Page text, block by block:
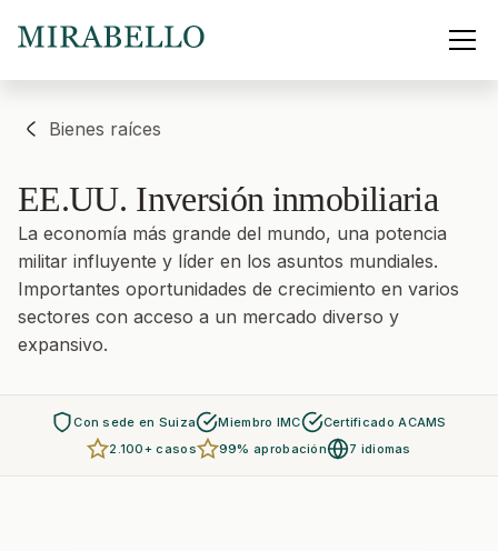
Bienes raíces
EE.UU. Inversión inmobiliaria
La economía más grande del mundo, una potencia
militar influyente y líder en los asuntos mundiales.
Importantes oportunidades de crecimiento en varios
sectores con acceso a un mercado diverso y
expansivo.
Con sede en Suiza Miembro IMC
Certificado ACAMS
2.100+ casos
99% aprobación 7 idiomas